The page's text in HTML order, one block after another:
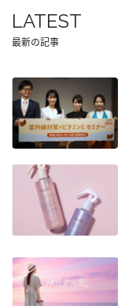
LATEST
最新の記事